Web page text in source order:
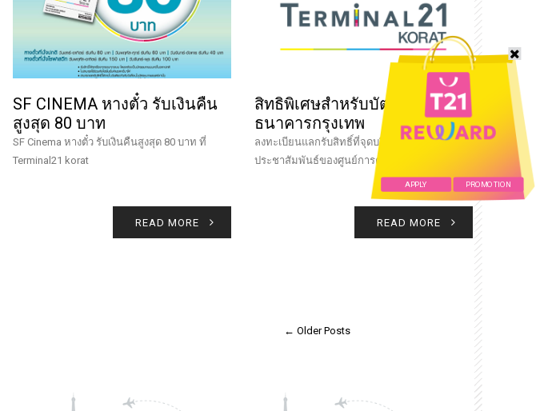
APPLY PROMOTION
SF CINEMA หางตั๋ว รับเงินคืน
สูงสุด 80 บาท
SF Cinema หางตั๋ว รับเงินคืนสูงสุด 80 บาท ที่
Terminal21 korat
READ MORE
สิทธิพิเศษสำหรับบัตรเครดิต
ธนาคารกรุงเทพ
ลงทะเบียนแลกรับสิทธิ์ที่จุดบริการเคาน์เตอร์
ประชาสัมพันธ์ของศูนย์การค้าT21 korat
READ MORE
← Older Posts